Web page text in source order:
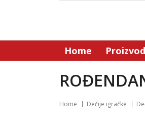
Home
Home Dečije igračke